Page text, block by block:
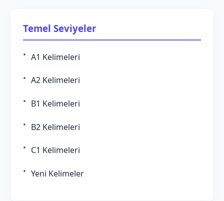
Temel Seviyeler
A1 Kelimeleri
A2 Kelimeleri
B1 Kelimeleri
B2 Kelimeleri
C1 Kelimeleri
Yeni Kelimeler